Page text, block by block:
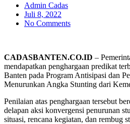
Admin Cadas
Juli 8, 2022
No Comments
CADASBANTEN.CO.ID –
mendapatkan penghargaan predikat
Banten pada Program Antisipasi dan
Menurunkan Angka Stunting dari
Penilaian atas penghargaan tersebut
delapan aksi konvergensi penurunan
situasi, rencana kegiatan, dan rembug